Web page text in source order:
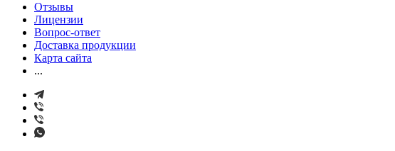
Отзывы
Лицензии
Вопрос-ответ
Доставка продукции
Карта сайта
...